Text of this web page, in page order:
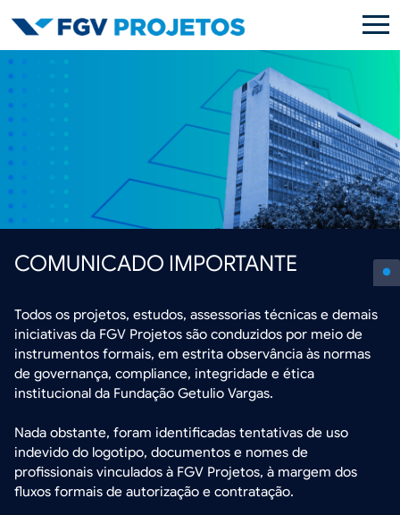
COMUNICADO IMPORTANTE
Todos os projetos, estudos, assessorias técnicas e demais
iniciativas da FGV Projetos são conduzidos por meio de
instrumentos formais, em estrita observância às normas
de governança, compliance, integridade e ética
institucional da Fundação Getulio Vargas.
Nada obstante, foram identificadas tentativas de uso
indevido do logotipo, documentos e nomes de
profissionais vinculados à FGV Projetos, à margem dos
fluxos formais de autorização e contratação.